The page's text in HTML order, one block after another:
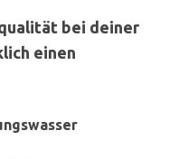
bei deiner
einen